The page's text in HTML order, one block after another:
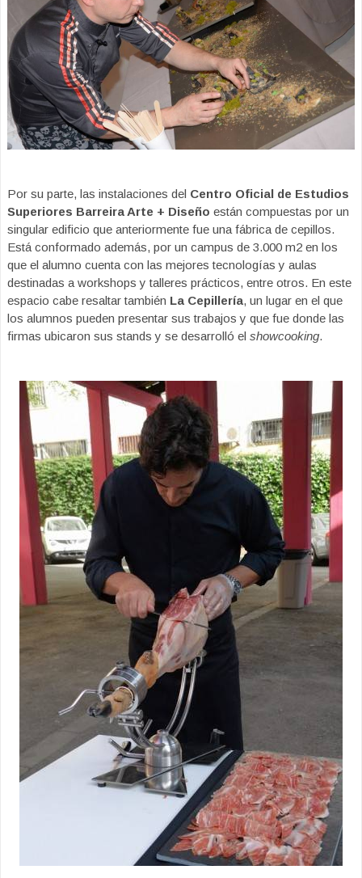
Por su parte, las instalaciones del Centro Oficial de Estudios
Superiores Barreira Arte + Diseño están compuestas por un
singular edificio que anteriormente fue una fábrica de cepillos.
Está conformado además, por un campus de 3.000 m2 en los
que el alumno cuenta con las mejores tecnologías y aulas
destinadas a workshops y talleres prácticos, entre otros. En este
espacio cabe resaltar también La Cepillería, un lugar en el que
los alumnos pueden presentar sus trabajos y que fue donde las
firmas ubicaron sus stands y se desarrolló el showcooking.